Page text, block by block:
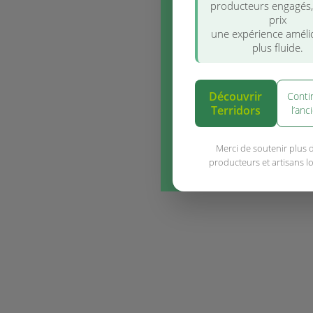
producteurs
prix
une expérience
plus fluide.
Découvrir
Terridors
Merci de soutenir plus
producteurs et artisans